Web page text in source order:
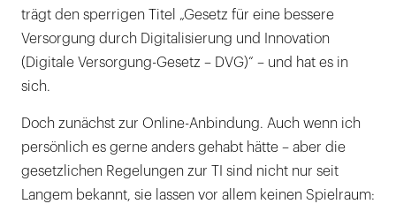
trägt den sperrigen Titel „Gesetz für eine bessere
Versorgung durch Digitalisierung und Innovation
(Digitale Versorgung-Gesetz – DVG)“ – und hat es in
sich.
Doch zunächst zur Online-Anbindung. Auch wenn ich
persönlich es gerne anders gehabt hätte – aber die
gesetzlichen Regelungen zur TI sind nicht nur seit
Langem bekannt, sie lassen vor allem keinen Spielraum: